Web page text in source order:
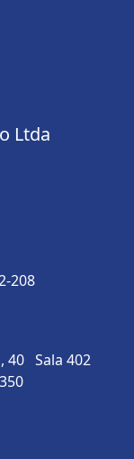
Ltda
208
40 Sala 402